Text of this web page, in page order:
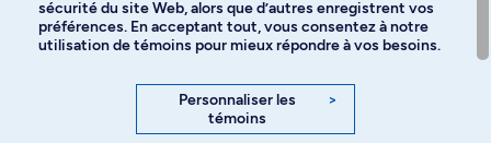
Facebook Instagram
YouTube
sécurité du site Web, alors que d’autres enregistrent vos
préférences. En acceptant tout, vous consentez à notre
utilisation de témoins pour mieux répondre à vos besoins.
Personnaliser les
témoins
>